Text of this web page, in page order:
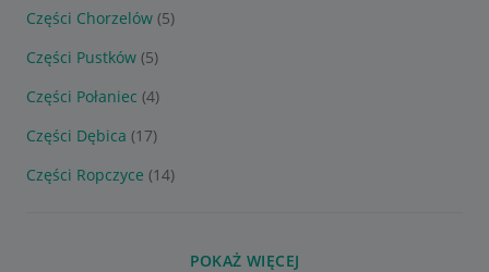
Części Chorzelów (5)
Części Pustków (5)
Części Połaniec (4)
Części Dębica (17)
Części Ropczyce (14)
POKAŻ WIĘCEJ